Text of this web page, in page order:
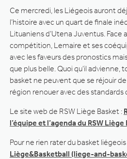
Ce mercredi, les Liégeois auront
l’histoire avec un quart de finale
Lituaniens d’Utena Juventus. Face
compétition, Lemaire et ses
avec les faveurs des pronostics
que plus belle. Quoi qu’il advienne,
basket ne peuvent que se réjouir
région renouer avec des standards
Le site web de RSW Liège Basket :
l’équipe et l’agenda du RSW
Pour ne rien rater du basket liégeois
Liège&Basketball (liege-and-